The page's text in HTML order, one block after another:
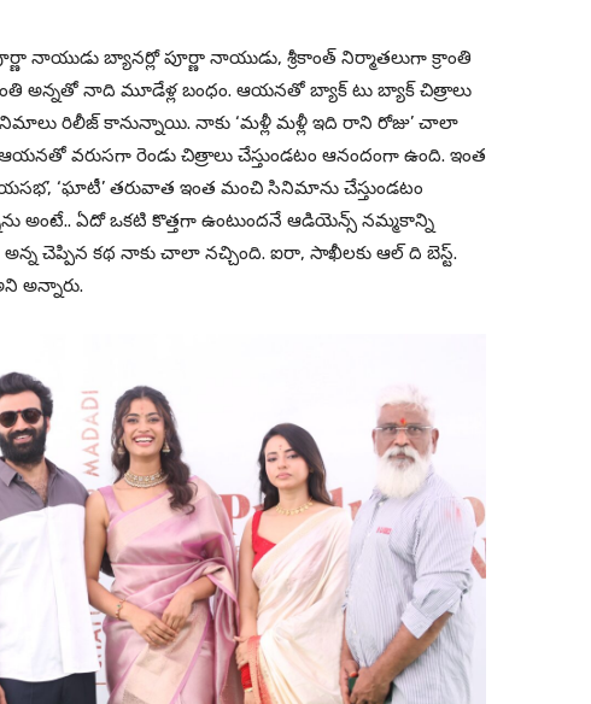
నాయుడు బ్యానర్లో పూర్ణా నాయుడు, శ్రీకాంత్ నిర్మాతలుగా క్రాంతి
అన్నతో నాది మూడేళ్ల బంధం. ఆయనతో బ్యాక్ టు బ్యాక్ చిత్రాలు
రిలీజ్ కానున్నాయి. నాకు ‘మళ్లీ మళ్లీ ఇది రాని రోజు’ చాలా
వరుసగా రెండు చిత్రాలు చేస్తుండటం ఆనందంగా ఉంది. ఇంత
‘ఘాటీ’ తరువాత ఇంత మంచి సినిమాను చేస్తుండటం
అంటే.. ఏదో ఒకటి కొత్తగా ఉంటుందనే ఆడియెన్స్ నమ్మకాన్ని
అన్న చెప్పిన కథ నాకు చాలా నచ్చింది. ఐరా, సాఖీలకు ఆల్ ది బెస్ట్.
అన్నారు.